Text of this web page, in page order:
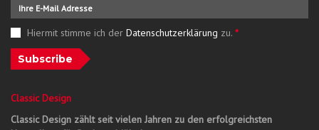
Hiermit stimme ich der Datenschutzerklärung zu. *
Subscribe
Classic Design
Classic Design zählt seit vielen Jahren zu den erfolgreichsten